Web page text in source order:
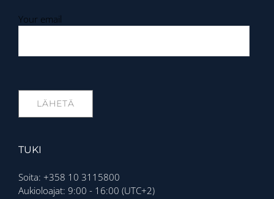
TUKI
Soita: +358 10 3115800
Aukioloajat: 9:00 - 16:00 (UTC+2)
Your email